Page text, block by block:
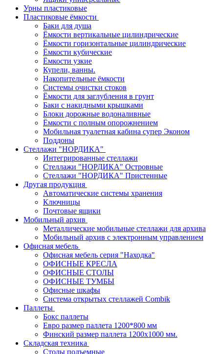
Урны пластиковые
Пластиковые ёмкости
Баки для душа
Ёмкости вертикальные цилиндрические
Ёмкости горизонтальные цилиндрические
Ёмкости кубические
Ёмкости узкие
Купели, ванны.
Накопительные ёмкости
Системы очистки стоков
Ёмкости для заглубления в грунт
Баки с накидными крышками
Блоки дорожные водоналивные
Ёмкости с полным опорожнением
Мобильная туалетная кабина супер Эконом
Поддоны
Стеллажи "НОРДИКА"
Интегрированные стеллажи
Стеллажи "НОРДИКА" Островные
Стеллажи "НОРДИКА" Пристенные
Другая продукция
Автоматические системы хранения
Ключницы
Почтовые ящики
Мобильный архив
Металлические мобильные стеллажи для архива
Мобильный архив с электронным управлением
Офисная мебель
Офисная мебель серия "Находка"
ОФИСНЫЕ КРЕСЛА
ОФИСНЫЕ СТОЛЫ
ОФИСНЫЕ ТУМБЫ
Офисные шкафы
Система открытых стеллажей Combik
Паллеты
Бокс паллеты
Евро размер паллета 1200*800 мм
Финский размер паллета 1200х1000 мм.
Складская техника
Столы подъемные